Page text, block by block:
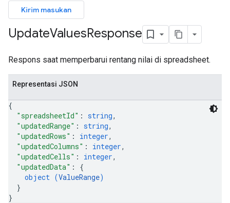
Kirim masukan
UpdateValuesResponse
Respons saat memperbarui rentang nilai di spreadsheet.
Representasi JSON
{
"spreadsheetId" : string,
"updatedRange" : string,
"updatedRows" : integer,
"updatedColumns" : integer,
"updatedCells" : integer,
"updatedData" : {
object (ValueRange)
}
}